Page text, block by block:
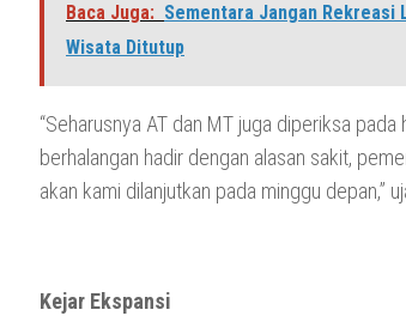
Baca Juga: Sementara Jangan Rekreasi
Wisata Ditutup
“Seharusnya AT dan MT juga diperiksa pada
berhalangan hadir dengan alasan sakit,
akan kami dilanjutkan pada minggu depan,”
Kejar Ekspansi